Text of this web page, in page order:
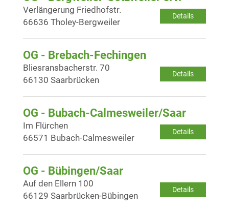
Details
Verlängerung Friedhofstr.
66636 Tholey-Bergweiler
OG - Brebach-Fechingen
Details
Bliesransbacherstr. 70
66130 Saarbrücken
OG - Bubach-Calmesweiler/Saar
Details
Im Flürchen
66571 Bubach-Calmesweiler
OG - Bübingen/Saar
Details
Auf den Ellern 100
66129 Saarbrücken-Bübingen